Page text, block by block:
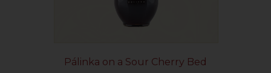
Pálinka on a Sour Cherry Bed